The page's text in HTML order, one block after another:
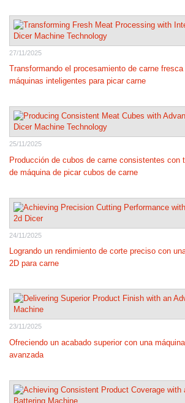
27/11/2025
Transformando el procesamiento de carne
máquinas inteligentes para picar carne
25/11/2025
Producción de cubos de carne consistentes con
de máquina de picar cubos de carne
24/11/2025
Logrando un rendimiento de corte preciso con
2D para carne
23/11/2025
Ofreciendo un acabado superior con una
avanzada